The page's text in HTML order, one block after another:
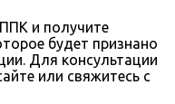
и получите
будет признано
Для консультации
или свяжитесь с